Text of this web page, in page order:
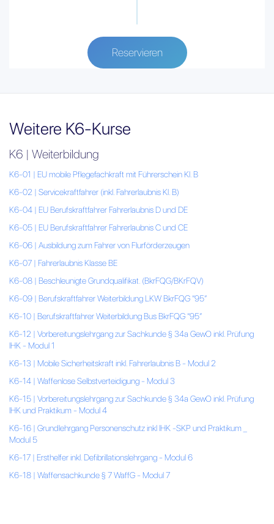
Reservieren
Weitere K6-Kurse
K6 | Weiterbildung
K6-01 | EU mobile Pflegefachkraft mit Führerschein Kl. B
K6-02 | Servicekraftfahrer (inkl. Fahrerlaubnis Kl. B)
K6-04 | EU Berufskraftfahrer Fahrerlaubnis D und DE
K6-05 | EU Berufskraftfahrer Fahrerlaubnis C und CE
K6-06 | Ausbildung zum Fahrer von Flurförderzeugen
K6-07 | Fahrerlaubnis Klasse BE
K6-08 | Beschleunigte Grundqualifikat. (BkrFQG/BKrFQV)
K6-09 | Berufskraftfahrer Weiterbildung LKW BkrFQG “95”
K6-10 | Berufskraftfahrer Weiterbildung Bus BkrFQG “95”
K6-12 | Vorbereitungslehrgang zur Sachkunde § 34a GewO inkl. Prüfung
IHK - Modul 1
K6-13 | Mobile Sicherheitskraft inkl. Fahrerlaubnis B - Modul 2
K6-14 | Waffenlose Selbstverteidigung - Modul 3
K6-15 | Vorbereitungslehrgang zur Sachkunde § 34a GewO inkl. Prüfung
IHK und Praktikum - Modul 4
K6-16 | Grundlehrgang Personenschutz inkl IHK -SKP und Praktikum _
Modul 5
K6-17 | Ersthelfer inkl. Defibrillationslehrgang - Modul 6
K6-18 | Waffensachkunde § 7 WaffG - Modul 7